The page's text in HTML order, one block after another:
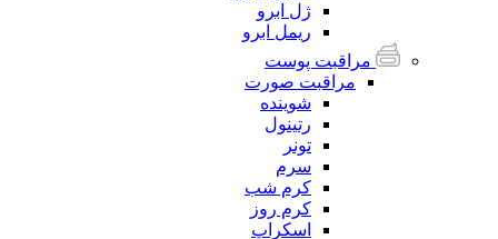
ژل ابرو
ریمل ابرو
مراقبت پوست
مراقبت صورت
شوینده
رتینول
تونر
سرم
کرم شب
کرم روز
اسکراپ